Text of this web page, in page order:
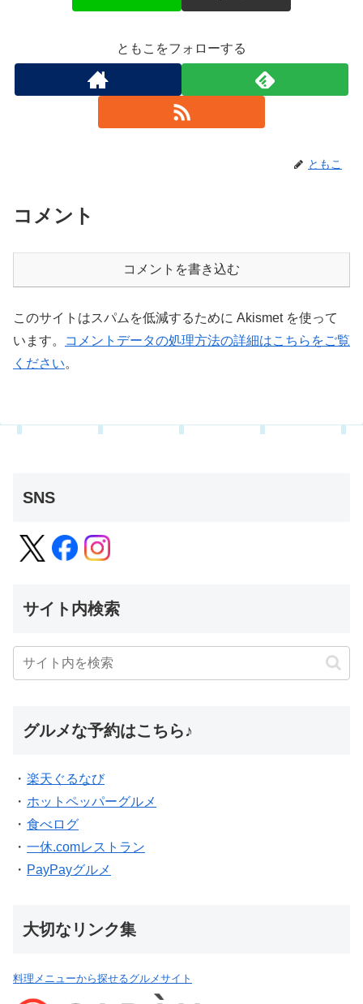
ともこをフォローする
ともこ
コメント
コメントを書き込む
このサイトはスパムを低減するために Akismet を使って
います。
コメントデータの処理方法の詳細はこちらをご覧
ください。
SNS
サイト内検索
グルメな予約はこちら♪
・ 楽天ぐるなび
・ ホットペッパーグルメ
・ 食べログ
・ 一休.comレストラン
・ PayPayグルメ
大切なリンク集
料理メニューから探せるグルメサイト